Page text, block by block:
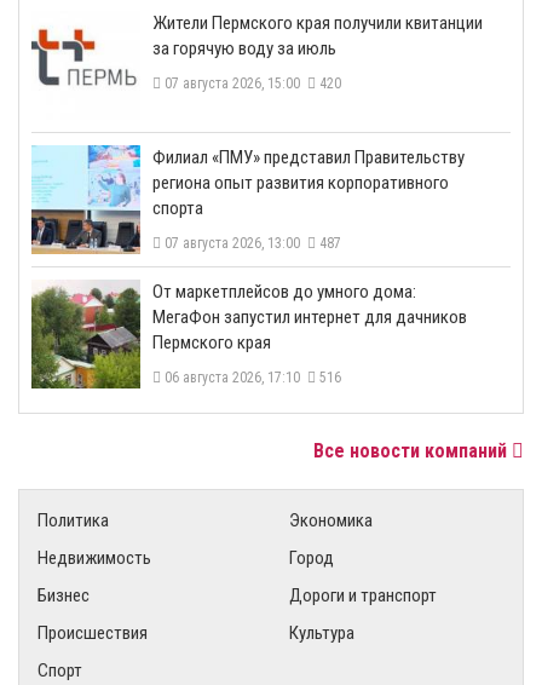
​Жители Пермского края получили квитанции
за горячую воду за июль
07 августа 2026, 15:00 420
​Филиал «ПМУ» представил Правительству
региона опыт развития корпоративного
спорта
07 августа 2026, 13:00 487
От маркетплейсов до умного дома:
МегаФон запустил интернет для дачников
Пермского края
06 августа 2026, 17:10 516
Все новости компаний
Политика
Экономика
Недвижимость
Город
Бизнес
Дороги и транспорт
Происшествия
Культура
Спорт